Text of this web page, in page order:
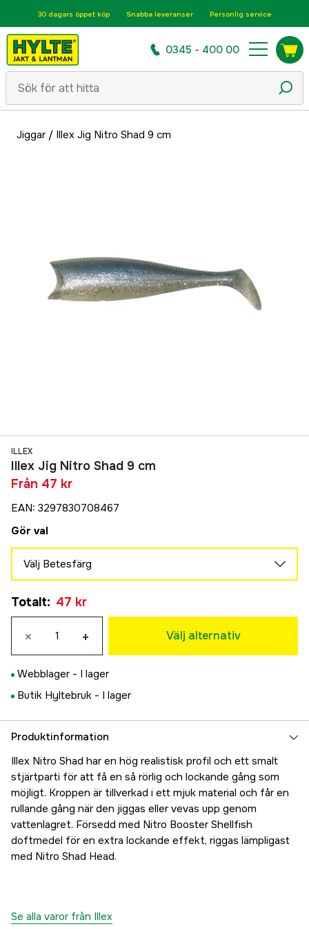
30 dagars öppet köp Snabba leveranser Personlig service
0345 - 400 00
Jiggar/ Illex Jig Nitro Shad 9 cm
ILLEX
Illex Jig Nitro Shad 9 cm
Från 47 kr
EAN: 3297830708467
Gör val
Välj Betesfärg
139 kr
Green Sprat
139 kr
139 kr
Secret Sand Eel
139 kr
90 kr
139 kr
Fire Tiger
47 kr
Totalt: 47 kr
× + Välj alternativ
Webblager - I lager
Butik Hyltebruk - I lager
Produktinformation
Illex Nitro Shad har en hög realistisk profil och ett smalt
stjärtparti för att få en så rörlig och lockande gång som
möjligt. Kroppen är tillverkad i ett mjuk material och får en
rullande gång när den jiggas eller vevas upp genom
vattenlagret. Försedd med Nitro Booster Shellfish
doftmedel för en extra lockande effekt, riggas lämpligast
med Nitro Shad Head.
Se alla varor från Illex